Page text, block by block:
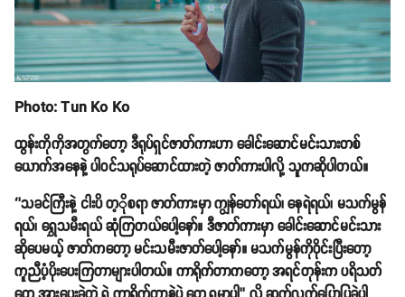
Photo: Tun Ko Ko
ထွန်းကိုကိုအတွက်တော့ ဒီရုပ်ရှင်ဇာတ်ကားဟာ ခေါင်းဆောင်မင်းသားတစ်
ယောက်အနေနဲ့ ပါဝင်သရုပ်ဆောင်ထားတဲ့ ဇာတ်ကားပါလို့ သူကဆိုပါတယ်။
‘’သခင်ကြီးနဲ့ ငါးပိ တ့ိုစရာ ဇာတ်ကားမှာ ကျွန်တော်ရယ်၊ နေရဲရယ်၊ မသက်မွန်
ရယ်၊ ရွှေသမီးရယ် ဆုံကြတယ်ပေါ့နော်။ ဒီဇာတ်ကားမှာ ခေါင်းဆောင်မင်းသား
ဆိုပေမယ့် ဇာတ်ကတော့ မင်းသမီးဇာတ်ပေါ့နော်။ မသက်မွန်ကိုဝိုင်းပြီးတော့
ကူညီပံ့ပိုးပေးကြတာများပါတယ်။ ကာရိုက်တာကတော့ အရင်တုန်းက ပရိသတ်